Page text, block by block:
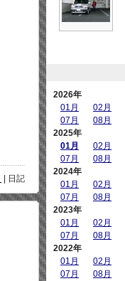
| 日記
2026年
01月
02月
07月
08月
2025年
01月
02月
07月
08月
2024年
01月
02月
07月
08月
2023年
01月
02月
07月
08月
2022年
01月
02月
07月
08月